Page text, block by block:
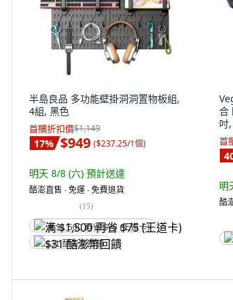
半島良品 多功能壁掛洞洞置物板組,
4組, 黑色
首購折扣價$1,149
17% $949 ($237.25/1個)
明天 8/8 (六) 預計送達
酷澎直售 ∙ 免運 ∙ 免費退貨
(15)
满 $1,500 再省 $75 (王道卡)
$31 酷澎幣回饋
合
吋
首
明
酷